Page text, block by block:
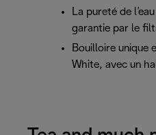
La pureté de
garantie par le
Bouilloire unique
White, avec un